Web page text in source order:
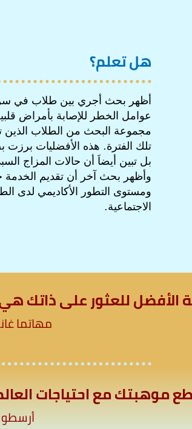
هل تعلم؟
عوامل الخطر للإصابة بأمراض
مجموعة البحث من الطلاب الذين
تلك الفترة. هذه الأفضليات برزت
بل تبين أيضاَ أن حالات المزاج
وأظهر بحث آخر أن تقديم الخدمة
ومستوى التطور الأكاديمي لدى
الاجتماعية.
الأفضل للعثور على ذاتك
مهاتما
موهبتك مع احتياجات
أرسطو